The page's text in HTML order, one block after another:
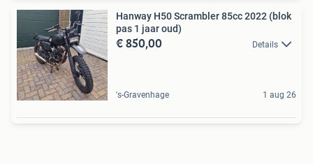
Hanway H50 Scrambler 85cc 2022 (blok
pas 1 jaar oud)
€ 850,00 Details
's-Gravenhage 1 aug 26